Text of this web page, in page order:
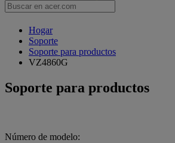
Hogar
Soporte
Soporte para productos
VZ4860G
Soporte para productos
Número de modelo: